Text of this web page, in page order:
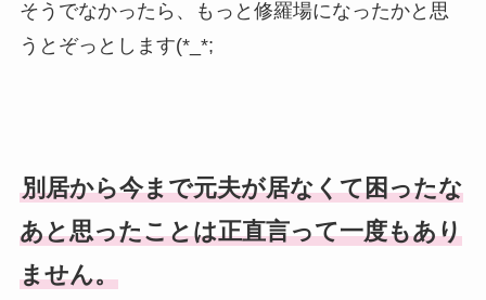
そうでなかったら、もっと修羅場になったかと思
うとぞっとします(*_*;
別居から今まで元夫が居なくて困ったな
あと思ったことは正直言って一度もあり
ません。